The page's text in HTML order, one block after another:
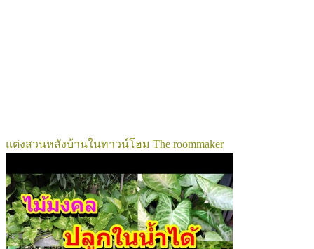
แต่งสวนหลังบ้านในทาวน์โฮม The roommaker